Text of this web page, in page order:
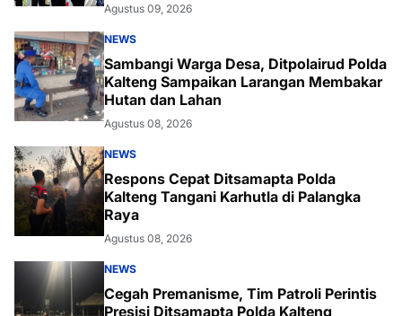
Agustus 09, 2026
NEWS
Sambangi Warga Desa, Ditpolairud Polda
Kalteng Sampaikan Larangan Membakar
Hutan dan Lahan
Agustus 08, 2026
NEWS
Respons Cepat Ditsamapta Polda
Kalteng Tangani Karhutla di Palangka
Raya
Agustus 08, 2026
NEWS
Cegah Premanisme, Tim Patroli Perintis
Presisi Ditsamapta Polda Kalteng